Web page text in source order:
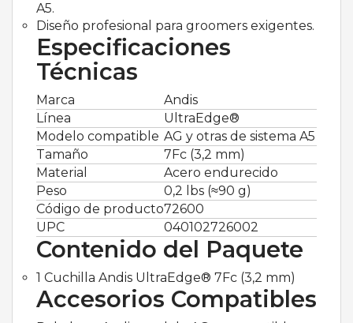
A5.
Diseño profesional para groomers exigentes.
Especificaciones
Técnicas
Marca
Andis
Línea
UltraEdge®
Modelo compatible AG y otras de sistema A5
Tamaño
7Fc (3,2 mm)
Material
Acero endurecido
Peso
0,2 lbs (≈90 g)
Código de producto72600
UPC
040102726002
Contenido del Paquete
1 Cuchilla Andis UltraEdge® 7Fc (3,2 mm)
Accesorios Compatibles